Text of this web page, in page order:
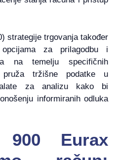
strategije trgovanja također
za prilagodbu i
na temelju specifičnih
pruža tržišne podatke u
za analizu kako bi
informiranih odluka
900 Eurax